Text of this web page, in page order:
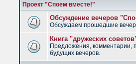
Проект "Споем вместе!"
Обсуждение вечеров
Обсуждаем прошедшие
Книга "дружеских
Предложения, комментарии,
будущих вечеров.